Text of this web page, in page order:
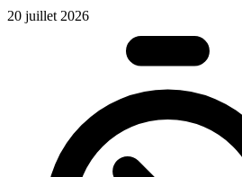
20 juillet 2026